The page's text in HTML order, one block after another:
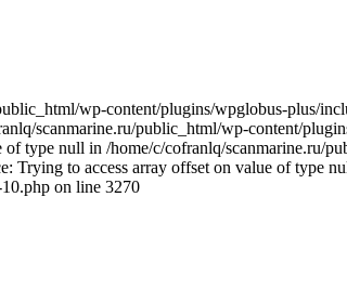
wp-content/plugins/wpglobus-plus/
scanmarine.ru/public_html/wp-content/
type null in /home/c/cofranlq/scanmarine.ru/
Trying to access array offset on value of type
on line 3270